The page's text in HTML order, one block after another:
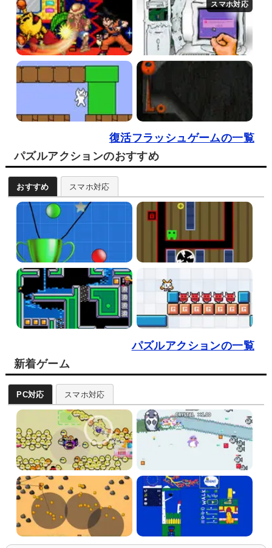
復活フラッシュゲームの一覧
パズルアクションのおすすめ
おすすめ スマホ対応
パズルアクションの一覧
新着ゲーム
PC対応 スマホ対応